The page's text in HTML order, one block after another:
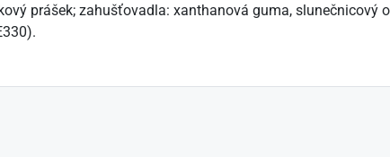
prášek; zahušťovadla: xanthanová guma, slunečnicový